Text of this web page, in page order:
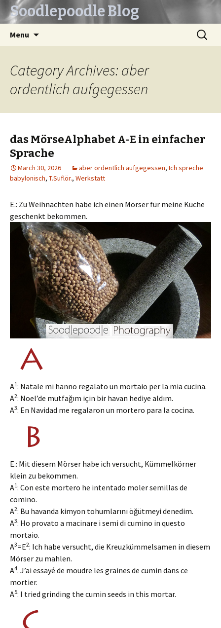
Soodlepoodle Blog
Menu
Search
for:
Category Archives: aber
ordentlich aufgegessen
das MörseAlphabet A-E in einfacher
Sprache
March 30, 2026 aber ordentlich aufgegessen, Ich spreche
babylonisch, T.Suflör., Werkstatt
E.: Zu Weihnachten habe ich einen Mörser für meine Küche
geschenkt bekommen.
A1: Natale mi hanno regalato un mortaio per la mia cucina.
A2: Noel’de mutfağım için bir havan hediye aldım.
A3: En Navidad me regalaron un mortero para la cocina.
E.: Mit diesem Mörser habe ich versucht, Kümmelkörner
klein zu bekommen.
A1: Con este mortero he intentado moler semillas de
comino.
A2: Bu havanda kimyon tohumlarını öğütmeyi denedim.
A3: Ho provato a macinare i semi di cumino in questo
mortaio.
A3=E2: Ich habe versucht, die Kreuzkümmelsamen in diesem
Mörser zu mahlen.
A4. J’ai essayé de moudre les graines de cumin dans ce
mortier.
A5: I tried grinding the cumin seeds in this mortar.